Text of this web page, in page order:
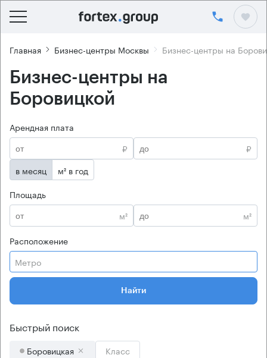
Главная Бизнес-центры Москвы Бизнес-центры на
Бизнес-центры на
Боровицкой
Арендная плата
₽
₽
в месяц
м² в год
Площадь
м²
м²
Расположение
Метро
Найти
Быстрый поиск
Боровицкая Класс